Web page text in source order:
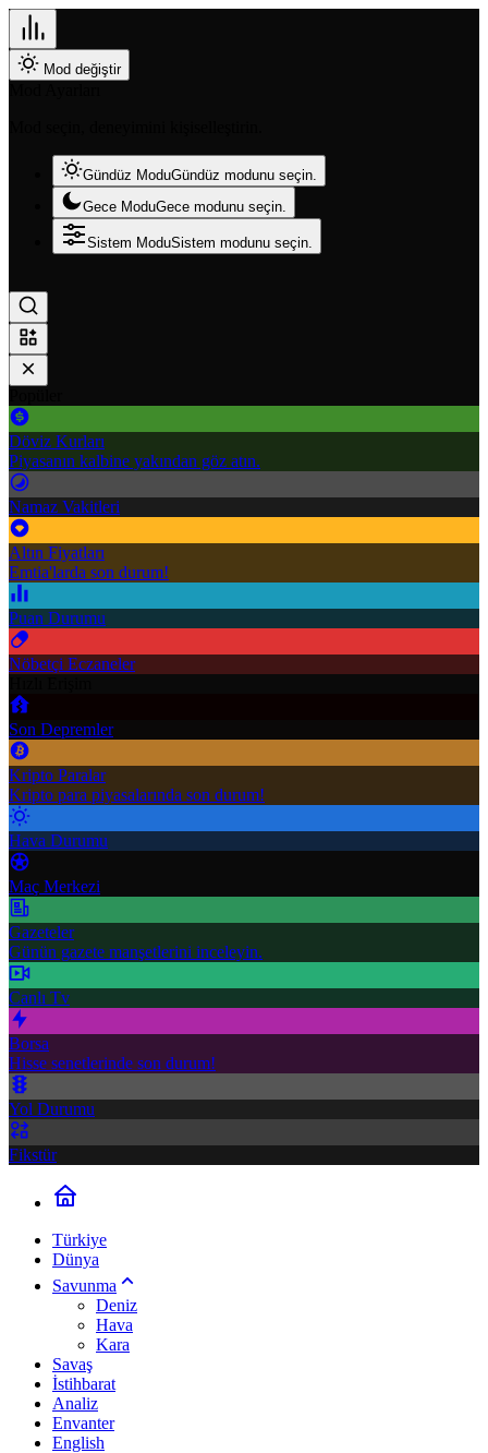
Mod değiştir
Gündüz ModuGündüz modunu seçin.
Gece ModuGece modunu seçin.
Sistem ModuSistem modunu seçin.
Döviz Kurları
Piyasanın kalbine yakından göz atın.
Namaz Vakitleri
Altın Fiyatları
Emtia'larda son durum!
Puan Durumu
Nöbetçi Eczaneler
Son Depremler
Kripto Paralar
Kripto para piyasalarında son durum!
Hava Durumu
Maç Merkezi
Gazeteler
Günün gazete manşetlerini inceleyin.
Canlı Tv
Borsa
Hisse senetlerinde son durum!
Yol Durumu
Fikstür
Türkiye
Dünya
Savunma
Deniz
Hava
Kara
Savaş
İstihbarat
Analiz
Envanter
English